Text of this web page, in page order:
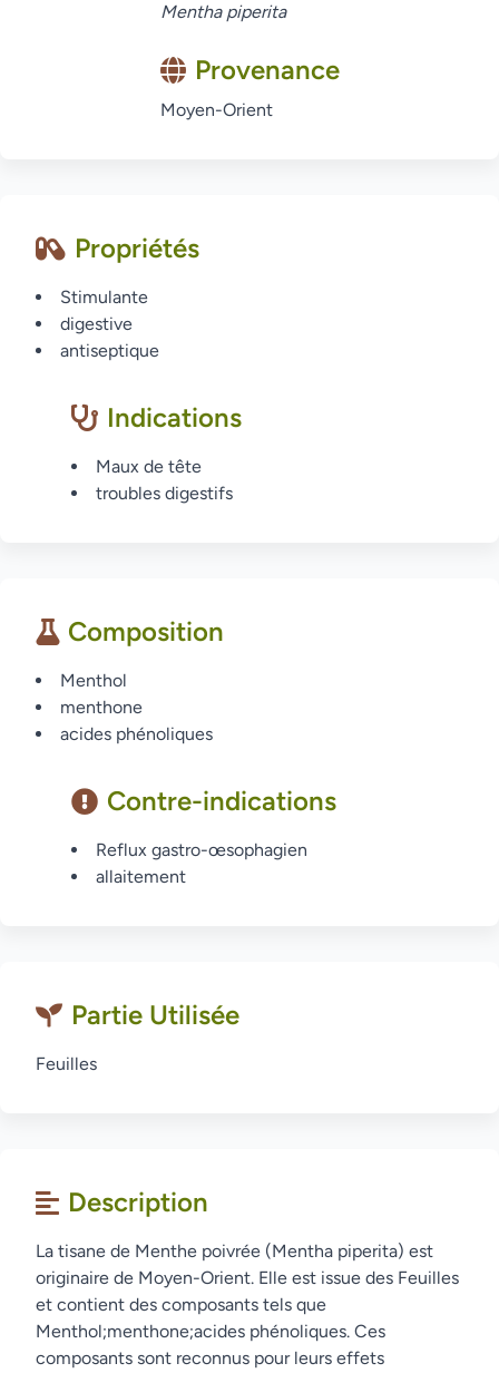
Mentha piperita
Provenance
Moyen-Orient
Propriétés
Stimulante
digestive
antiseptique
Indications
Maux de tête
troubles digestifs
Composition
Menthol
menthone
acides phénoliques
Contre-indications
Reflux gastro-œsophagien
allaitement
Partie Utilisée
Feuilles
Description
La tisane de Menthe poivrée (Mentha piperita) est
originaire de Moyen-Orient. Elle est issue des Feuilles
et contient des composants tels que
Menthol;menthone;acides phénoliques. Ces
composants sont reconnus pour leurs effets